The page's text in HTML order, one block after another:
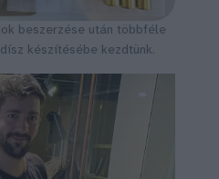
beszerzése után többféle
készítésébe kezdtünk.